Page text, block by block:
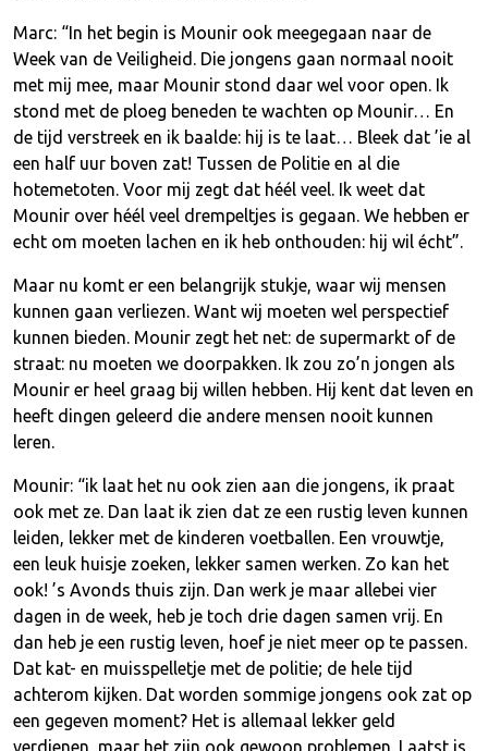
Marc: “In het begin is Mounir ook meegegaan naar de
Week van de Veiligheid. Die jongens gaan normaal nooit
met mij mee, maar Mounir stond daar wel voor open. Ik
stond met de ploeg beneden te wachten op Mounir… En
de tijd verstreek en ik baalde: hij is te laat… Bleek dat ’ie al
een half uur boven zat! Tussen de Politie en al die
hotemetoten. Voor mij zegt dat héél veel. Ik weet dat
Mounir over héél veel drempeltjes is gegaan. We hebben er
echt om moeten lachen en ik heb onthouden: hij wil écht”.
Maar nu komt er een belangrijk stukje, waar wij mensen
kunnen gaan verliezen. Want wij moeten wel perspectief
kunnen bieden. Mounir zegt het net: de supermarkt of de
straat: nu moeten we doorpakken. Ik zou zo’n jongen als
Mounir er heel graag bij willen hebben. Hij kent dat leven en
heeft dingen geleerd die andere mensen nooit kunnen
leren.
Mounir: “ik laat het nu ook zien aan die jongens, ik praat
ook met ze. Dan laat ik zien dat ze een rustig leven kunnen
leiden, lekker met de kinderen voetballen. Een vrouwtje,
een leuk huisje zoeken, lekker samen werken. Zo kan het
ook! ’s Avonds thuis zijn. Dan werk je maar allebei vier
dagen in de week, heb je toch drie dagen samen vrij. En
dan heb je een rustig leven, hoef je niet meer op te passen.
Dat kat- en muisspelletje met de politie; de hele tijd
achterom kijken. Dat worden sommige jongens ook zat op
een gegeven moment? Het is allemaal lekker geld
verdienen, maar het zijn ook gewoon problemen. Laatst is